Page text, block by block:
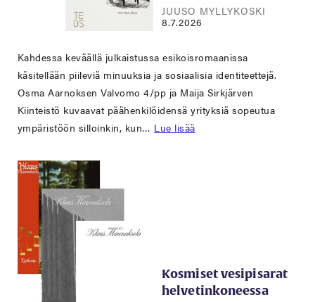
JUUSO MYLLYKOSKI
8.7.2026
Kahdessa keväällä julkaistussa esikoisromaanissa
käsitellään piileviä minuuksia ja sosiaalisia identiteettejä.
Osma Aarnoksen Valvomo 4/pp ja Maija Sirkjärven
Kiinteistö kuvaavat päähenkilöidensä yrityksiä sopeutua
ympäristöön silloinkin, kun… Lue lisää
Kosmiset vesipisarat
helvetinkoneessa